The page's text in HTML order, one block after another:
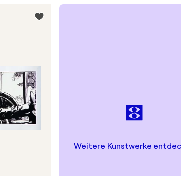
Weitere Kunstwerke